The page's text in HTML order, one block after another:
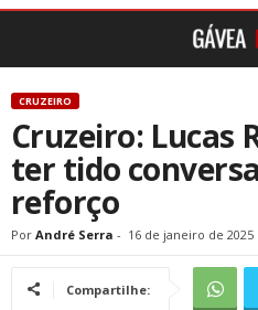
CRUZEIRO
Cruzeiro: Lucas
ter tido
reforço
Por André Serra - 16 de janeiro de 2025
Compartilhe: